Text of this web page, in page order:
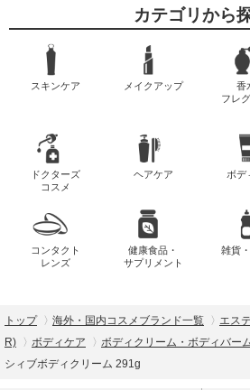
カテゴリから
スキンケア メイクアップ
香
フレ
ドクターズ
コスメ
ヘアケア ボデ
コンタクト
レンズ
健康食品・
サプリメント
雑貨
トップ 海外・国内コスメブランド一覧
エス
R)
ボディケア ボディクリーム・ボディバー
シィブボディクリーム 291g